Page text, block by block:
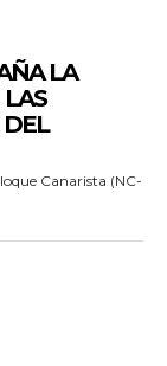
LA
DEL
Canarista (NC-